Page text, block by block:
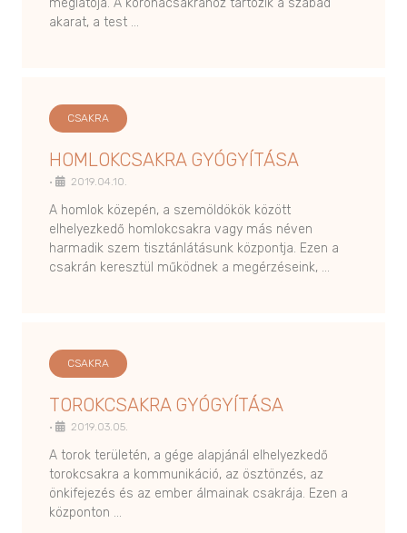
meglátója. A koronacsakrához tartozik a szabad
akarat, a test …
CSAKRA
HOMLOKCSAKRA GYÓGYÍTÁSA
• 2019.04.10.
A homlok közepén, a szemöldökök között
elhelyezkedő homlokcsakra vagy más néven
harmadik szem tisztánlátásunk központja. Ezen a
csakrán keresztül működnek a megérzéseink, …
CSAKRA
TOROKCSAKRA GYÓGYÍTÁSA
• 2019.03.05.
A torok területén, a gége alapjánál elhelyezkedő
torokcsakra a kommunikáció, az ösztönzés, az
önkifejezés és az ember álmainak csakrája. Ezen a
központon …